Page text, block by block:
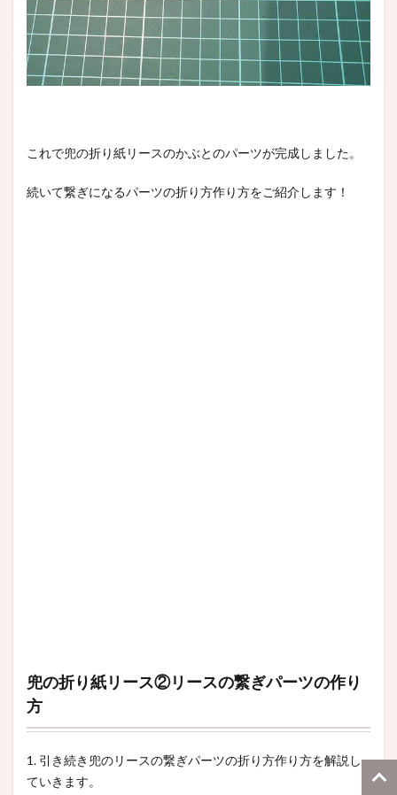
これで兜の折り紙リースのかぶとのパーツが完成しました。
続いて繋ぎになるパーツの折り方作り方をご紹介します！
兜の折り紙リース②リースの繋ぎパーツの作り
方
1. 引き続き兜のリースの繋ぎパーツの折り方作り方を解説し
ていきます。